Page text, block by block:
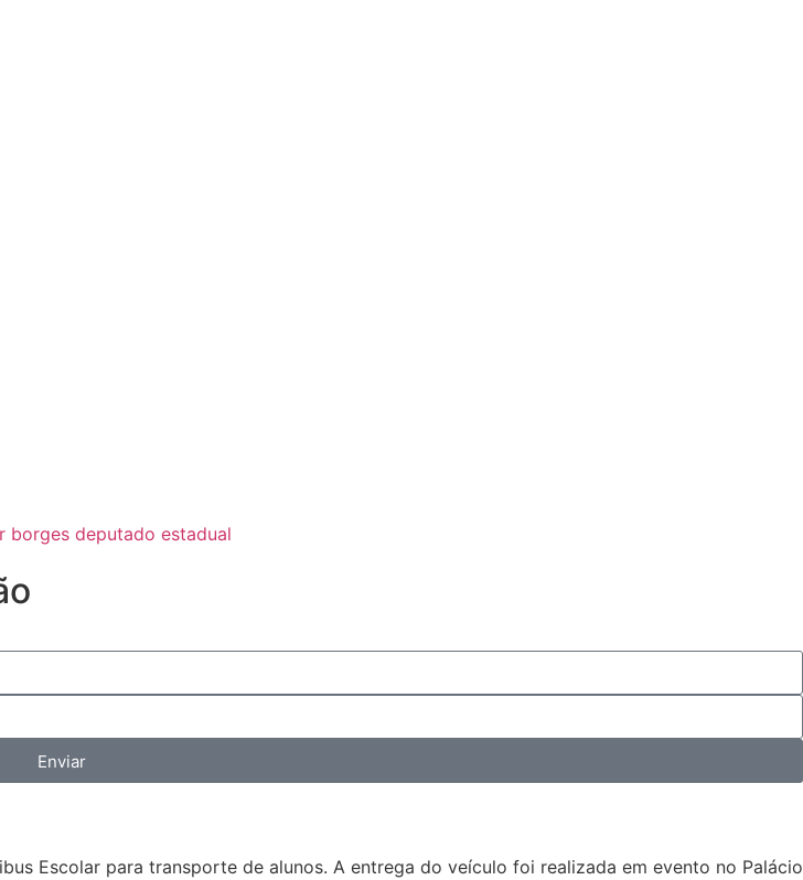
Enviar
Escolar para transporte de alunos. A entrega do veículo foi realizada em evento no Palácio